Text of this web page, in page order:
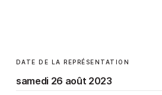
DATE DE LA REPRÉSENTATION
samedi 26 août 2023